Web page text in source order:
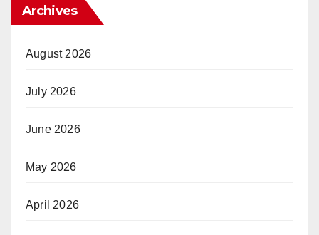
Archives
August 2026
July 2026
June 2026
May 2026
April 2026